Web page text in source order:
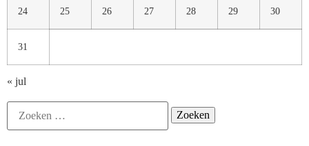
24 25 26 27 28 29 30
31
« jul